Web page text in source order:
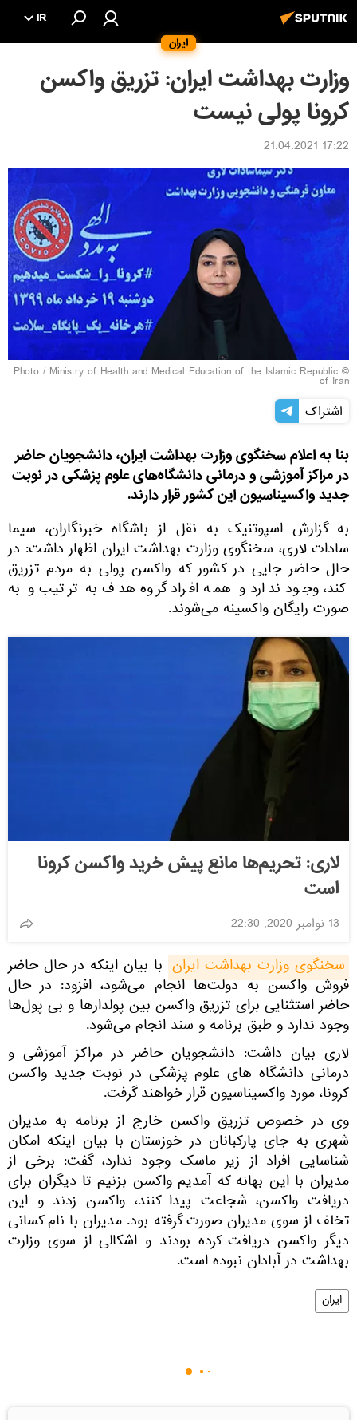
ایران
IR
وزارت بهداشت ایران: تزریق واکسن
کرونا پولی نیست
17:22 21.04.2021
© Photo /
Ministry of Health and Medical Education of the Islamic Republic
of Iran
اشتراک
بنا به اعلام سخنگوی وزارت بهداشت ایران، دانشجویان حاضر
در مراکز آموزشی و درمانی دانشگاه‌های علوم پزشکی در نوبت
جدید واکسیناسیون این کشور قرار دارند.
به گزارش اسپوتنیک به نقل از باشگاه خبرنگاران، سیما
سادات لاری، سخنگوی وزارت بهداشت ایران اظهار داشت: در
حال حاضر جایی در کشور که واکسن پولی به مردم تزریق
کند، وجود ندارد و همه افراد گروه هدف به ترتیب و به
صورت رایگان واکسینه می‌شوند.
لاری: تحریم‌ها مانع پیش خرید واکسن کرونا
است
13 نوامبر 2020, 22:30
سخنگوی وزارت بهداشت ایران با بیان اینکه در حال حاضر
فروش واکسن به دولت‌ها انجام می‌شود، افزود: در حال
حاضر استثنایی برای تزریق واکسن بین پولدارها و بی پول‌ها
وجود ندارد و طبق برنامه و سند انجام می‌شود.
لاری بیان داشت: دانشجویان حاضر در مراکز آموزشی و
درمانی دانشگاه های علوم پزشکی در نوبت جدید واکسن
کرونا، مورد واکسیناسیون قرار خواهند گرفت.
وی در خصوص تزریق واکسن خارج از برنامه به مدیران
شهری به جای پارکبانان در خوزستان با بیان اینکه امکان
شناسایی افراد از زیر ماسک وجود ندارد، گفت: برخی از
مدیران با این بهانه که آمدیم واکسن بزنیم تا دیگران برای
دریافت واکسن، شجاعت پیدا کنند، واکسن زدند و این
تخلف از سوی مدیران صورت گرفته بود. مدیران با نام کسانی
دیگر واکسن دریافت کرده بودند و اشکالی از سوی وزارت
بهداشت در آبادان نبوده است.
ایران